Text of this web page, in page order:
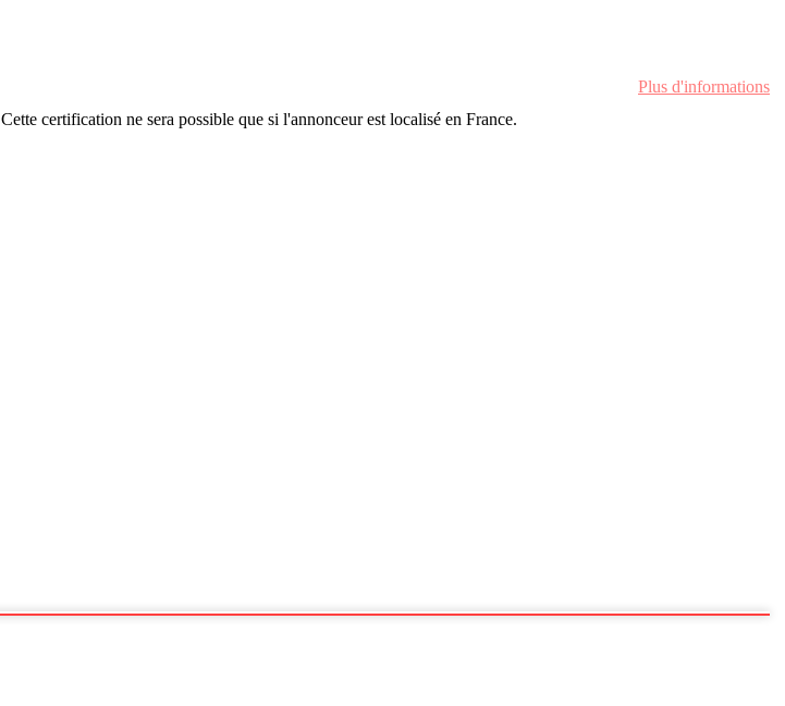
Plus d'informations
Cette certification ne sera possible que si l'annonceur est localisé en France.